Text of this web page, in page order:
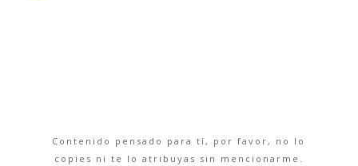
Contenido pensado para tí, por favor, no lo
copies ni te lo atribuyas sin mencionarme.